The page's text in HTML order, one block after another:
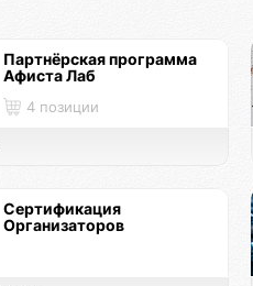
Партнёрская программа
Афиста Лаб
4 позиции
Сертификация
Организаторов